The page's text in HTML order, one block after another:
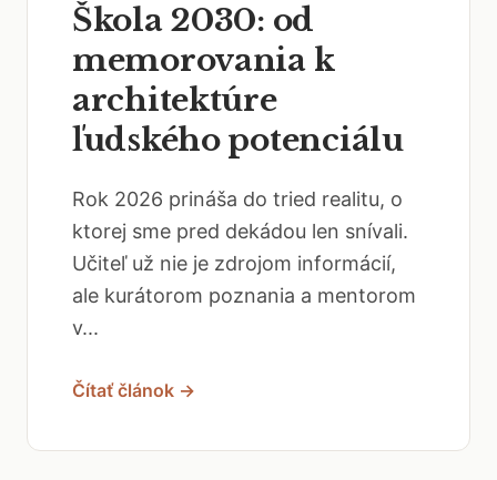
Škola 2030: od
memorovania k
architektúre
ľudského potenciálu
Rok 2026 prináša do tried realitu, o
ktorej sme pred dekádou len snívali.
Učiteľ už nie je zdrojom informácií,
ale kurátorom poznania a mentorom
v...
Čítať článok →